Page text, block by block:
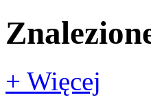
+ Więcej